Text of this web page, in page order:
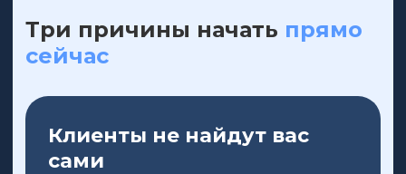
Три причины начать прямо
сейчас
Клиенты не найдут вас
сами